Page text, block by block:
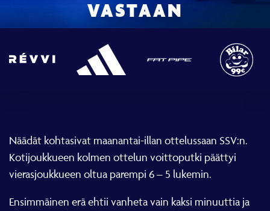
VASTAAN
Näädät kohtasivat maanantai-illan ottelussaan SSV:n.
Kotijoukkueen kolmen ottelun voittoputki päättyi
vierasjoukkueen oltua parempi 6 – 5 lukemin.
Ensimmäinen erä ehtii vanheta vain kaksi minuuttia ja